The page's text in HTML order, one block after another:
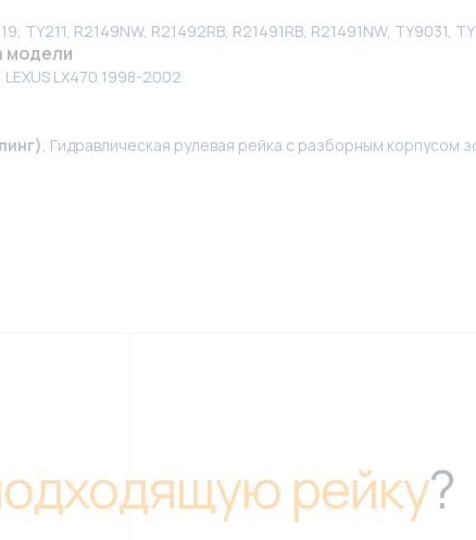
TY211, R2149NW, R21492RB, R21491RB, R21491NW, TY9031,
модели
LEXUS LX470 1998-2002
, Гидравлическая рулевая рейка с разборным
рейку?